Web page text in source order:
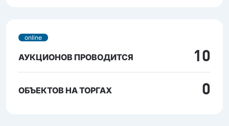
online
АУКЦИОНОВ ПРОВОДИТСЯ 10
ОБЪЕКТОВ НА ТОРГАХ 0